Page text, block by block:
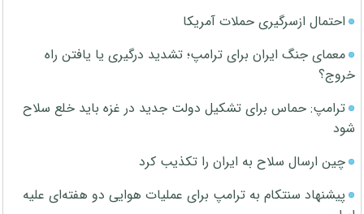
احتمال ازسرگیری حملات آمریکا
معمای جنگ ایران برای ترامپ؛ تشدید درگیری یا یافتن راه
خروج؟
ترامپ: حماس برای تشکیل دولت جدید در غزه باید خلع سلاح
شود
چین ارسال سلاح به ایران را تکذیب کرد
پیشنهاد سنتکام به ترامپ برای عملیات هوایی دو هفته‌ای علیه